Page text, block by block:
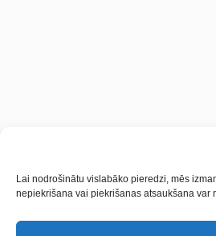
Lai nodrošinātu vislabāko pieredzi, mēs
nepiekrišana vai piekrišanas atsaukšana var